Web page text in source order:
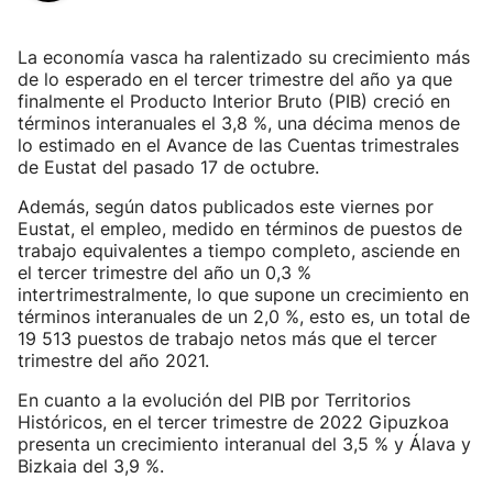
La economía vasca ha ralentizado su crecimiento más
de lo esperado en el tercer trimestre del año ya que
finalmente el Producto Interior Bruto (PIB) creció en
términos interanuales el 3,8 %, una décima menos de
lo estimado en el Avance de las Cuentas trimestrales
de Eustat del pasado 17 de octubre.
Además, según datos publicados este viernes por
Eustat, el empleo, medido en términos de puestos de
trabajo equivalentes a tiempo completo, asciende en
el tercer trimestre del año un 0,3 %
intertrimestralmente, lo que supone un crecimiento en
términos interanuales de un 2,0 %, esto es, un total de
19 513 puestos de trabajo netos más que el tercer
trimestre del año 2021.
En cuanto a la evolución del PIB por Territorios
Históricos, en el tercer trimestre de 2022 Gipuzkoa
presenta un crecimiento interanual del 3,5 % y Álava y
Bizkaia del 3,9 %.